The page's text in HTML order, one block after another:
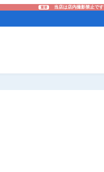
重要 当店は店内撮影禁止です